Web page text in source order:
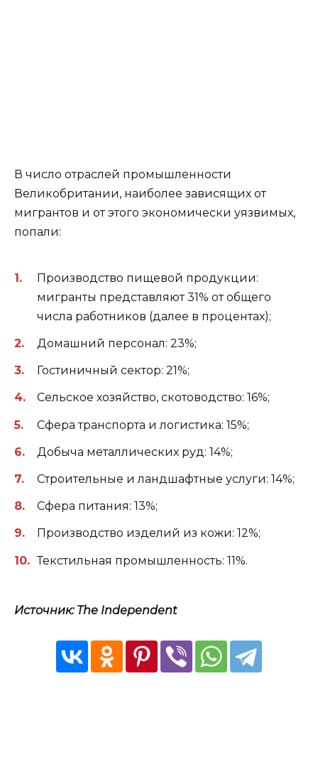
В число отраслей промышленности
Великобритании, наиболее зависящих от
мигрантов и от этого экономически уязвимых,
попали:
Производство пищевой продукции:
мигранты представляют 31% от общего
числа работников (далее в процентах);
Домашний персонал: 23%;
Гостиничный сектор: 21%;
Сельское хозяйство, скотоводство: 16%;
Сфера транспорта и логистика: 15%;
Добыча металлических руд: 14%;
Строительные и ландшафтные услуги: 14%;
Сфера питания: 13%;
Производство изделий из кожи: 12%;
Текстильная промышленность: 11%.
Источник: The Independent